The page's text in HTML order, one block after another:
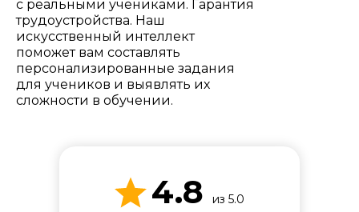
с реальными учениками. Гарантия
трудоустройства. Наш
искусственный интеллект
поможет вам составлять
персонализированные задания
для учеников и выявлять их
сложности в обучении.
4.8
из 5.0
Подача материала *
Программа обучения *